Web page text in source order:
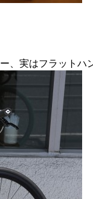
、実はフラットハ